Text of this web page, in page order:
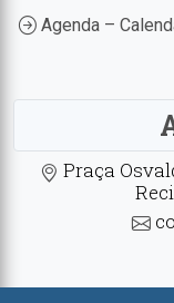
Agenda –
Praça